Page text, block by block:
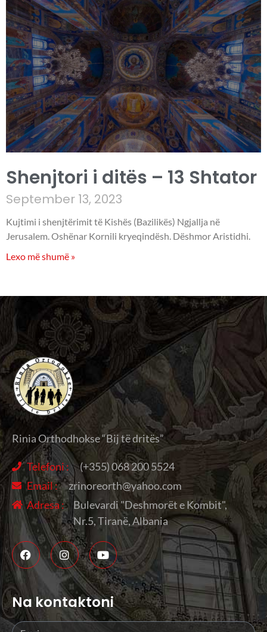
Shenjtori i ditës – 13 Shtator
September 13, 2023
Kujtimi i shenjtërimit të Kishës (Bazilikës) Ngjallja në
Jerusalem. Oshënar Kornili kryeqindësh. Dëshmor Aristidhi.
Lexo më shumë »
Rinia Orthodhokse “Bij të dritës”
Telefoni :
(+355) 068 200 5524
Email :
zrinoreorth@yahoo.com
Adresa :
Bulevardi "Deshmorët e Kombit",
Nr.5, Tiranë, Albania
Na kontaktoni